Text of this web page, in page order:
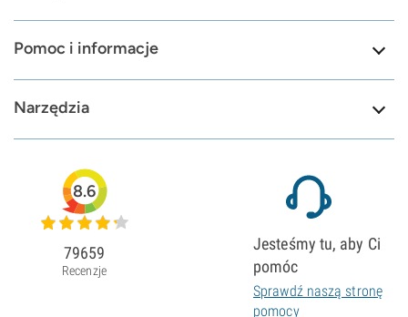
Pomoc i informacje
Narzędzia
8.6
79659
Recenzje
Jesteśmy tu, aby Ci
pomóc
Sprawdź naszą stronę
pomocy